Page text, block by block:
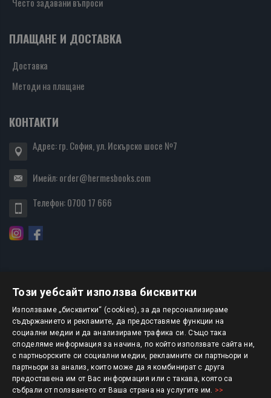
ПЛАЩАНЕ И ДОСТАВКА
Доставка
Методи на плащане
КОНТАКТИ
Адрес: гр. София, ул. Искърско шосе №7
Имейл:order@hermesbooks.com
Телефон:0700 17 666
БЮЛЕТИН
АБОНИРАНЕ
Авторско право © 2025 HERMESBOOKS.BG
Този уебсайт използва бисквитки
Използваме „бисквитки“ (cookies), за да персонализираме
съдържанието и рекламите, да предоставяме функции на
социални медии и да анализираме трафика си. Също така
споделяме информация за начина, по който използвате сайта ни,
с партньорските си социални медии, рекламните си партньори и
партньори за анализ, които може да я комбинират с друга
предоставена им от Вас информация или с такава, която са
събрали от ползването от Ваша страна на услугите им. >>